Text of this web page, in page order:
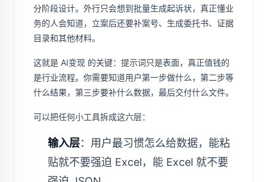
分阶段设计。外行只会想到批量生成起诉状，真正懂业
务的人会知道，立案后还要补案号、生成委托书、证据
目录和其他材料。
这就是 AI变现 的关键：提示词只是表面，真正值钱的
是行业流程。你需要知道用户第一步做什么，第二步等
什么结果，第三步要补什么数据，最后交付什么文件。
可以把任何小工具拆成这六层：
输入层：用户最习惯怎么给数据，能粘
贴就不要强迫 Excel，能 Excel 就不要